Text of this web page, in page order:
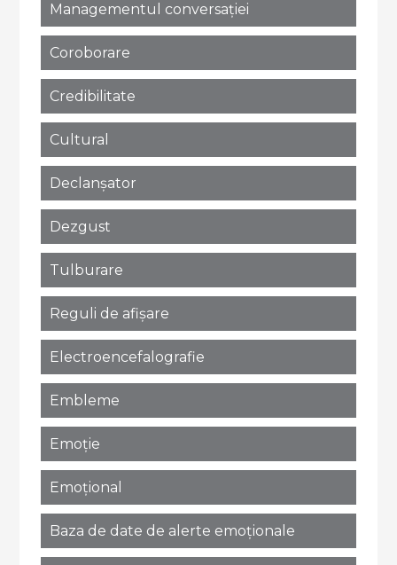
Managementul conversației
Coroborare
Credibilitate
Cultural
Declanșator
Dezgust
Tulburare
Reguli de afișare
Electroencefalografie
Embleme
Emoție
Emoțional
Baza de date de alerte emoționale